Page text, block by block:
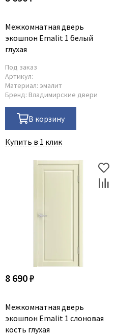
AGB
Alvero
Archie
Armadillo
Aurum Doors
Belwooddoors
Brandoors
El Porta
Fimet
Fratelli Cattini
Межкомнатная дверь
экошпон Emalit 1 белый
глухая
Под заказ
Артикул:
Материал: эмалит
Бренд: Владимирские двери
В корзину
Купить в 1 клик
8 690 ₽
Межкомнатная дверь
экошпон Emalit 1 слоновая
кость глухая